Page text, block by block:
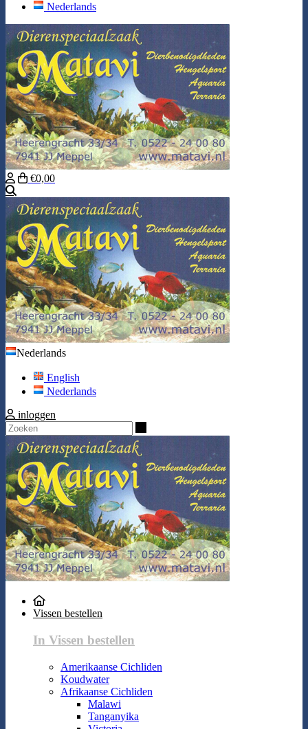
Nederlands
€0,00
Nederlands
English
Nederlands
inloggen
Vissen bestellen
In Vissen bestellen
Amerikaanse Cichliden
Koudwater
Afrikaanse Cichliden
Malawi
Tanganyika